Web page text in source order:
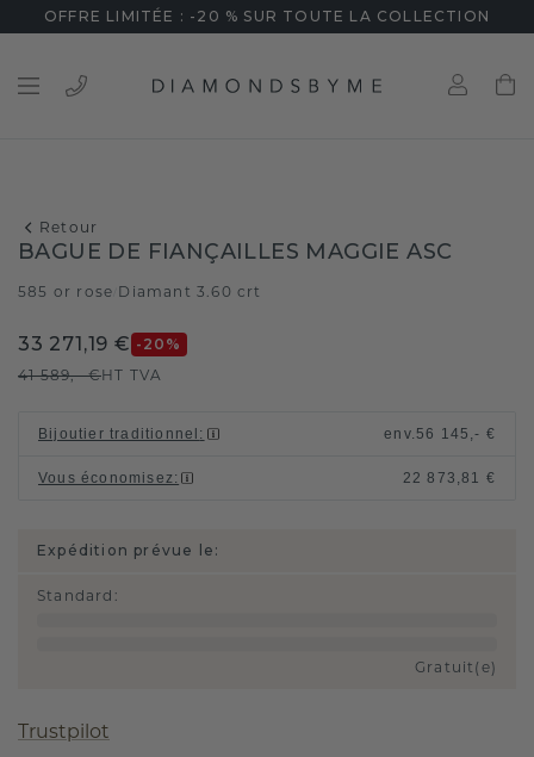
OFFRE LIMITÉE : -20 % SUR TOUTE LA COLLECTION
Retour
BAGUE DE FIANÇAILLES MAGGIE ASC
585 or rose Diamant 3.60 crt
33 271,19 € -20 %
41 589,- €HT TVA
Bijoutier traditionnel : env.56 145,- €
Vous économisez: 22 873,81 €
Expédition prévue le:
Standard :
Gratuit(e)
Trustpilot